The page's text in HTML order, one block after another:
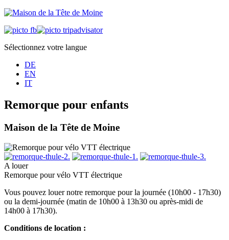
Sélectionnez votre langue
DE
EN
IT
Remorque pour enfants
Maison de la Tête de Moine
A louer
Remorque pour vélo VTT électrique
Vous pouvez louer notre remorque pour la journée (10h00 - 17h30)
ou la demi-journée (matin de 10h00 à 13h30 ou après-midi de
14h00 à 17h30).
Conditions de location :